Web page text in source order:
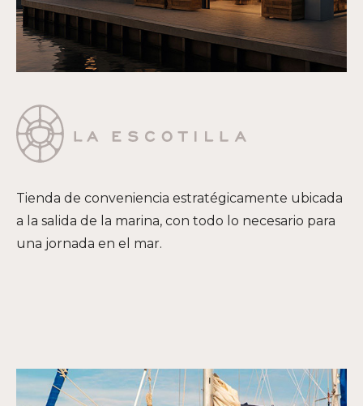
Tienda de conveniencia estratégicamente ubicada
a la salida de la marina, con todo lo necesario para
una jornada en el mar.